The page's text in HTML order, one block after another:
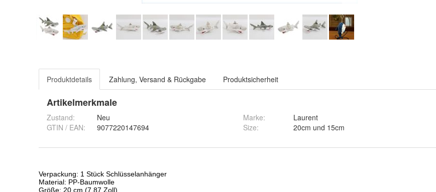
Produktdetails Zahlung, Versand & Rückgabe Produktsicherheit
Artikelmerkmale
Zustand:
Neu
GTIN / EAN:
9077220147694
Marke:
Laurent
Size: 20cm und 15cm